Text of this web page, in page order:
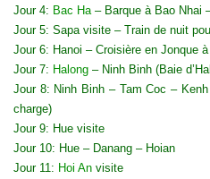
Jour 4: Bac Ha – Barque à Bao Nhai
Jour 5: Sapa visite – Train de nuit
Jour 6: Hanoi – Croisière en Jonque
Jour 7: Halong – Ninh Binh (Baie
Jour 8: Ninh Binh – Tam Coc –
charge)
Jour 9: Hue visite
Jour 10: Hue – Danang – Hoian
Jour 11: Hoi An visite